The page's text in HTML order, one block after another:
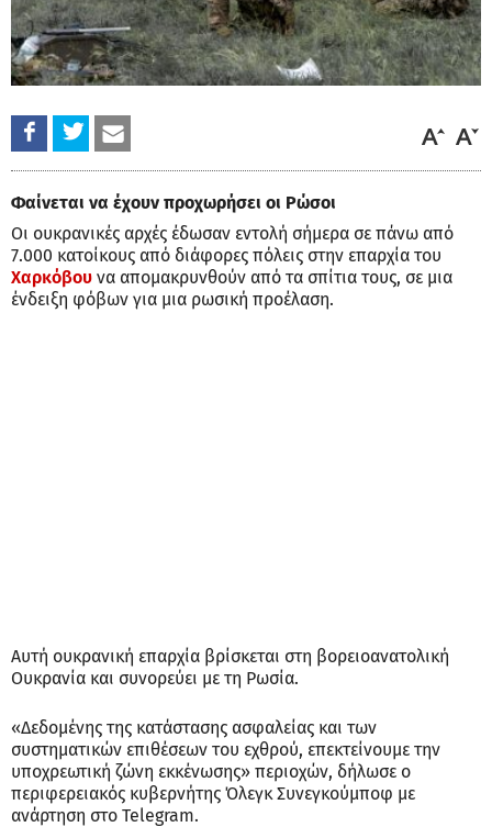
Φαίνεται να έχουν προχωρήσει οι Ρώσοι
Οι ουκρανικές αρχές έδωσαν εντολή σήμερα σε πάνω από
7.000 κατοίκους από διάφορες πόλεις στην επαρχία του
Χαρκόβου να απομακρυνθούν από τα σπίτια τους, σε μια
ένδειξη φόβων για μια ρωσική προέλαση.
Αυτή ουκρανική επαρχία βρίσκεται στη βορειοανατολική
Ουκρανία και συνορεύει με τη Ρωσία.
«Δεδομένης της κατάστασης ασφαλείας και των
συστηματικών επιθέσεων του εχθρού, επεκτείνουμε την
υποχρεωτική ζώνη εκκένωσης» περιοχών, δήλωσε ο
περιφερειακός κυβερνήτης Όλεγκ Συνεγκούμποφ με
ανάρτηση στο Telegram.